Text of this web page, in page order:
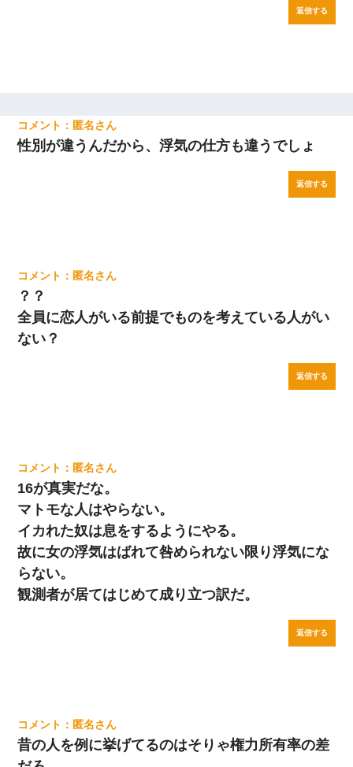
返信する
匿名
性別が違うんだから、浮気の仕方も違うでしょ
返信する
匿名
？？
全員に恋人がいる前提でものを考えている人がい
ない？
返信する
匿名
16が真実だな。
マトモな人はやらない。
イカれた奴は息をするようにやる。
故に女の浮気はばれて咎められない限り浮気にな
らない。
観測者が居てはじめて成り立つ訳だ。
返信する
匿名
昔の人を例に挙げてるのはそりゃ権力所有率の差